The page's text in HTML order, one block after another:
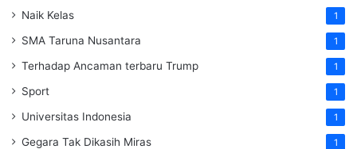
Naik Kelas 1
SMA Taruna Nusantara 1
Terhadap Ancaman terbaru Trump 1
Sport 1
Universitas Indonesia 1
Gegara Tak Dikasih Miras 1